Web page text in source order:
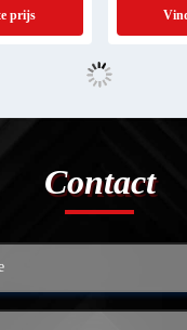
prijs
Contact